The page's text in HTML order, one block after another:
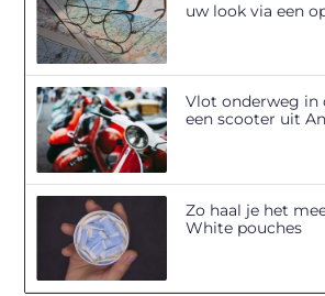
uw look via een
Vlot onderweg in
een scooter uit
Zo haal je het
White pouches